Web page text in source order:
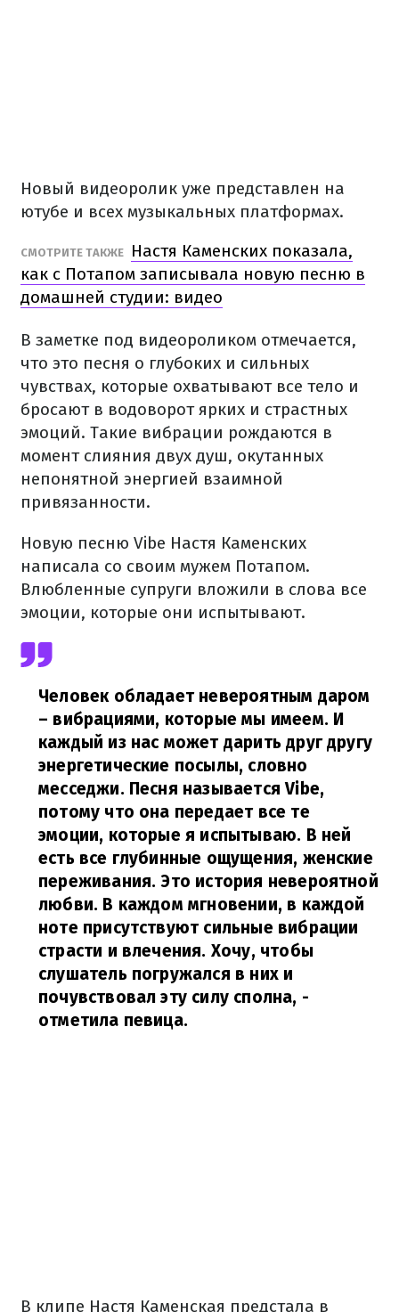
Новый видеоролик уже представлен на
ютубе и всех музыкальных платформах.
СМОТРИТЕ ТАКЖЕ
Настя Каменских показала,
как с Потапом записывала новую песню в
домашней студии: видео
В заметке под видеороликом отмечается,
что это песня о глубоких и сильных
чувствах, которые охватывают все тело и
бросают в водоворот ярких и страстных
эмоций. Такие вибрации рождаются в
момент слияния двух душ, окутанных
непонятной энергией взаимной
привязанности.
Новую песню Vibe Настя Каменских
написала со своим мужем Потапом.
Влюбленные супруги вложили в слова все
эмоции, которые они испытывают.
Человек обладает невероятным даром
– вибрациями, которые мы имеем. И
каждый из нас может дарить друг другу
энергетические посылы, словно
месседжи. Песня называется Vibe,
потому что она передает все те
эмоции, которые я испытываю. В ней
есть все глубинные ощущения, женские
переживания. Это история невероятной
любви. В каждом мгновении, в каждой
ноте присутствуют сильные вибрации
страсти и влечения. Хочу, чтобы
слушатель погружался в них и
почувствовал эту силу сполна, -
отметила певица.
В клипе Настя Каменская предстала в